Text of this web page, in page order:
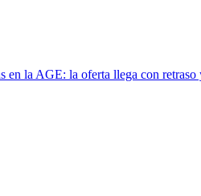
en la AGE: la oferta llega con retraso